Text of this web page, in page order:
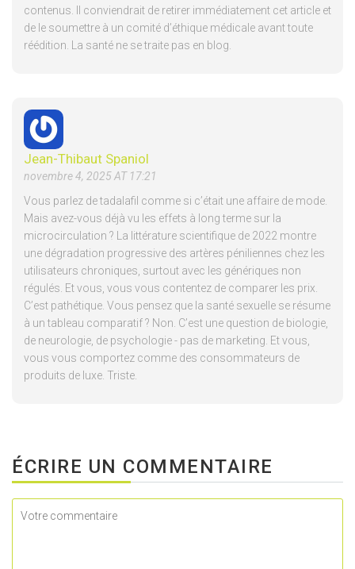
contenus. Il conviendrait de retirer immédiatement cet article et
de le soumettre à un comité d’éthique médicale avant toute
réédition. La santé ne se traite pas en blog.
Jean-Thibaut Spaniol
novembre 4, 2025 AT 17:21
Vous parlez de tadalafil comme si c’était une affaire de mode.
Mais avez-vous déjà vu les effets à long terme sur la
microcirculation ? La littérature scientifique de 2022 montre
une dégradation progressive des artères péniliennes chez les
utilisateurs chroniques, surtout avec les génériques non
régulés. Et vous, vous vous contentez de comparer les prix.
C’est pathétique. Vous pensez que la santé sexuelle se résume
à un tableau comparatif ? Non. C’est une question de biologie,
de neurologie, de psychologie - pas de marketing. Et vous,
vous vous comportez comme des consommateurs de
produits de luxe. Triste.
ÉCRIRE UN COMMENTAIRE